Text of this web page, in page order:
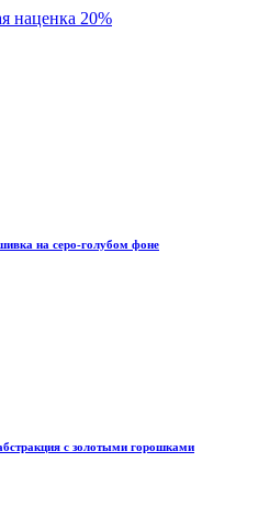
20%
на серо-голубом фоне
с золотыми горошками